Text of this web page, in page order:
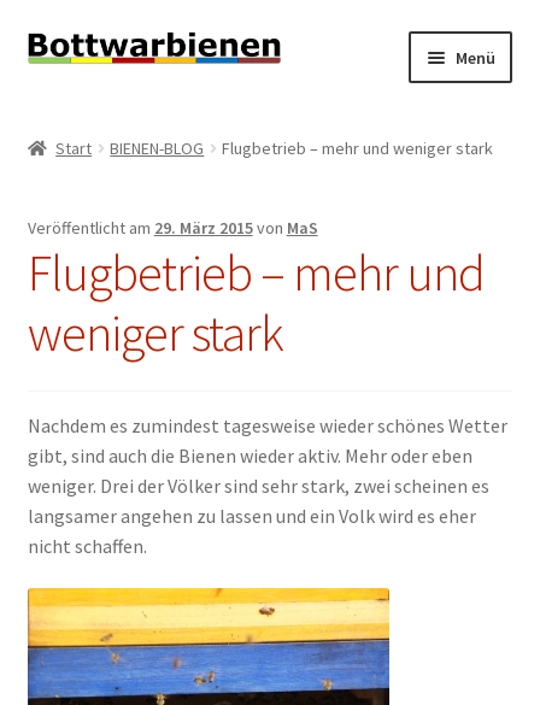
Zur
Zum
Menü
INFORMATIONEN
öffnen
KONTAKT
Start BIENEN-BLOG Flugbetrieb – mehr und weniger stark
Veröffentlicht am 29. März 2015von MaS
Flugbetrieb – mehr und
weniger stark
Nachdem es zumindest tagesweise wieder schönes Wetter
gibt, sind auch die Bienen wieder aktiv. Mehr oder eben
weniger. Drei der Völker sind sehr stark, zwei scheinen es
langsamer angehen zu lassen und ein Volk wird es eher
nicht schaffen.